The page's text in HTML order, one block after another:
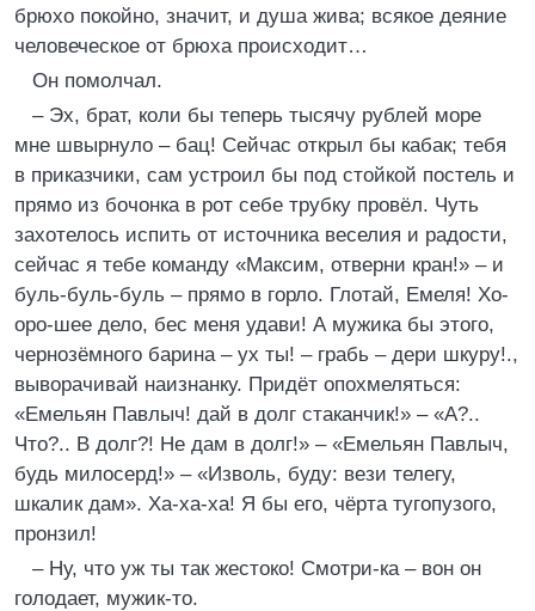
брюхо покойно, значит, и душа жива; всякое деяние
человеческое от брюха происходит…
Он помолчал.
– Эх, брат, коли бы теперь тысячу рублей море
мне швырнуло – бац! Сейчас открыл бы кабак; тебя
в приказчики, сам устроил бы под стойкой постель и
прямо из бочонка в рот себе трубку провёл. Чуть
захотелось испить от источника веселия и радости,
сейчас я тебе команду «Максим, отверни кран!» – и
буль-буль-буль – прямо в горло. Глотай, Емеля! Хо-
оро-шее дело, бес меня удави! А мужика бы этого,
чернозёмного барина – ух ты! – грабь – дери шкуру!.,
выворачивай наизнанку. Придёт опохмеляться:
«Емельян Павлыч! дай в долг стаканчик!» – «А?..
Что?.. В долг?! Не дам в долг!» – «Емельян Павлыч,
будь милосерд!» – «Изволь, буду: вези телегу,
шкалик дам». Ха-ха-ха! Я бы его, чёрта тугопузого,
пронзил!
– Ну, что уж ты так жестоко! Смотри-ка – вон он
голодает, мужик-то.